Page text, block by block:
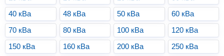
40 кВа
48 кВа 50 кВа
60 кВа
70 кВа
80 кВа 100 кВа
120 кВа
150 кВа
160 кВа 200 кВа
250 кВа